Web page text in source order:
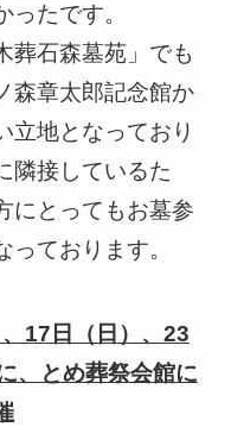
たです。
葬石森墓苑」でも
森章太郎記念館か
立地となっており
隣接しているた
にとってもお墓参
っております。
17日（日）、23
、とめ葬祭会館に